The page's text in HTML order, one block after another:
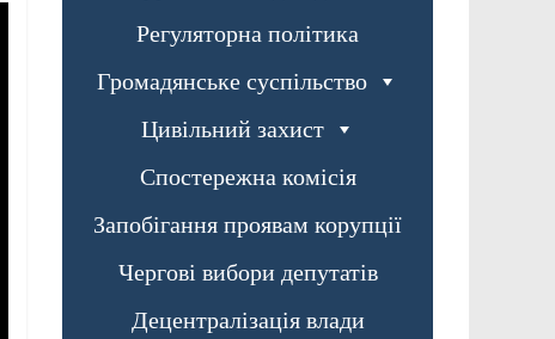
Регуляторна політика
Громадянське суспільство
Цивільний захист
Спостережна комісія
Запобігання проявам корупції
Чергові вибори депутатів
Децентралізація влади